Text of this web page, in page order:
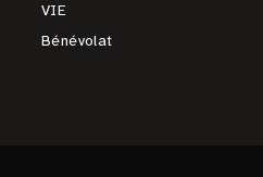
VIE
Bénévolat